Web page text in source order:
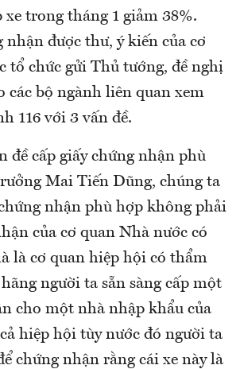
xe trong tháng 1 giảm 38%.
nhận được thư, ý kiến của cơ
tổ chức gửi Thủ tướng, đề nghị
các bộ ngành liên quan xem
116 với 3 vấn đề.
đề cấp giấy chứng nhận phù
Mai Tiến Dũng, chúng ta
nhận phù hợp không phải
của cơ quan Nhà nước có
là cơ quan hiệp hội có thẩm
người ta sẵn sàng cấp một
cho một nhà nhập khẩu của
hiệp hội tùy nước đó người ta
chứng nhận rằng cái xe này là